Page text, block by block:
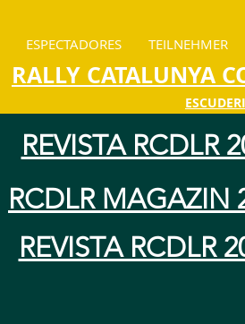
RALLY CATALUNYA
ESPECTADORES TEILNEHMER
REVISTA RCDLR
RCDLR MAGAZIN
REVISTA RCDLR